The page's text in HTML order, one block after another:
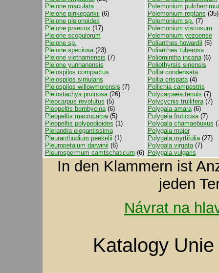
Pleione maculata
Pleione pinkepankii (6)
Pleione pleionoides
Pleione praecox (17)
Pleione scopulorum
Pleione sp.
Pleione speciosa(23)
Pleione vietnamensis (7)
Pleione yunnanensis
Pleiospilos compactus
Pleiospilos simulans
Pleiospilos willowmorensis (7)
Pleiostachya pruinosa(26)
Pleocarpus revolutus (5)
Pleopeltis bombycina(6)
Pleopeltis macrocarpa(5)
Pleopeltis polypodioides (1)
Plerandra elegantissima
Pleuranthodium peekelii (1)
Pleuropetalum darwinii (6)
Pleurospermum camtschaticum (6)
Polemonium
Polemonium reptans (35)
Polemonium sp. (7)
Polemonium viscosum
Polemonium yezoense
Polianthes howardii (6)
Polianthes tuberosa
Poliomintha incana(6)
Poliothyrsis sinensis
Pollia condensata
Pollia crispata(4)
Pollichia campestris
Polycarpaea tenuis (7)
Polycycnis trullifera(7)
Polygala amara(6)
Polygala fruticosa(7)
Polygala chamaebuxus
Polygala major
Polygala myrtifolia(27)
Polygala virgata(7)
Polygala vulgaris
In den Klammern ist
jeden
Návrat na
Katalogy